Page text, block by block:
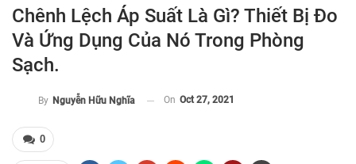
Chênh Lệch Áp Suất Là Gì? Thiết Bị Đo
Và Ứng Dụng Của Nó Trong Phòng
Sạch.
By Nguyễn Hữu Nghĩa On Oct 27, 2021
0